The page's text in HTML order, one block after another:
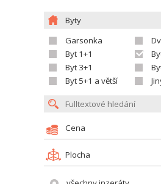
Byty
Garsonka
Byt 1+1
Byt 3+1
Byt 5+1 a větší
Cena
Plocha